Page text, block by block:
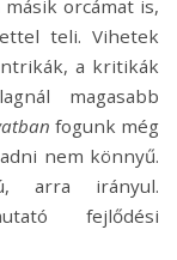
orcámat is,
teli. Vihetek
a kritikák
magasabb
fogunk még
nem könnyű.
arra irányul.
fejlődési